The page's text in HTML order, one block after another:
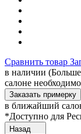
Сравнить товар
в наличии
салоне
Заказать примерку
в ближайший
*Доступно для
Назад